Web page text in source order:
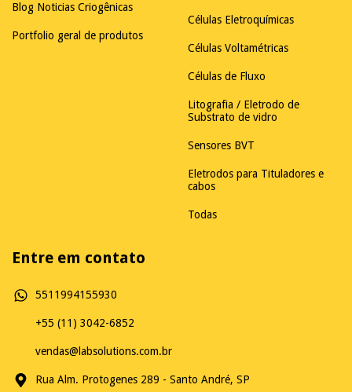
Blog Noticias Criogênicas
Portfolio geral de produtos
Células Eletroquímicas
Células Voltamétricas
Células de Fluxo
Litografia / Eletrodo de
Substrato de vidro
Sensores BVT
Eletrodos para Tituladores e
cabos
Todas
Entre em contato
5511994155930
+55 (11) 3042-6852
vendas@labsolutions.com.br
Rua Alm. Protogenes 289 - Santo André, SP